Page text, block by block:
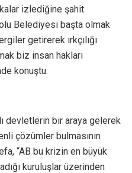
izlediğine şahit
Belediyesi başta olmak
getirerek ırkçılığı
biz insan hakları
konuştu.
devletlerin bir araya gelerek
çözümler bulmasının
“AB bu krizin en büyük
kuruluşlar üzerinden